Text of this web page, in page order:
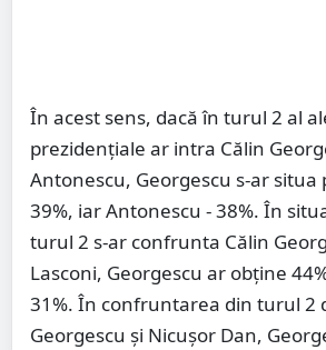
În acest sens, dacă în turul 2 al
prezidențiale ar intra Călin
Antonescu, Georgescu s-ar situa
39%, iar Antonescu - 38%. În
turul 2 s-ar confrunta Călin
Lasconi, Georgescu ar obține
31%. În confruntarea din turul 2
Georgescu și Nicușor Dan,